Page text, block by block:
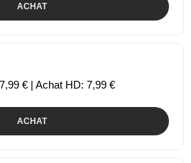
ACHAT
€ | Achat HD: 7,99 €
ACHAT